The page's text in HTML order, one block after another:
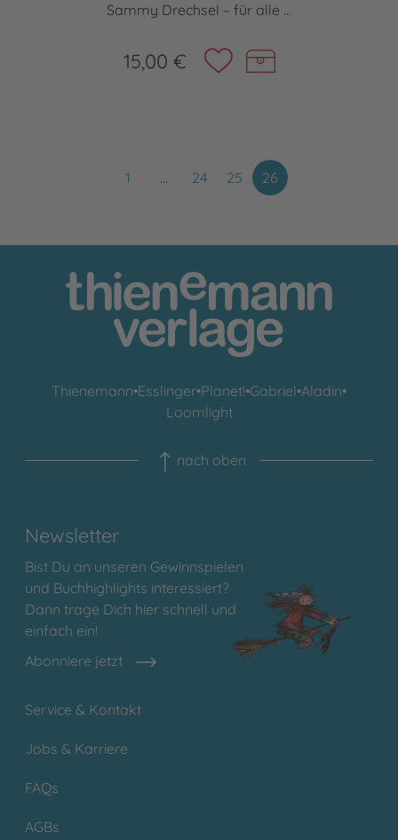
Sammy Drechsel – für alle ...
15,00 €
1 … 24 25 26
Thienemann•Esslinger•Planet!•Gabriel•Aladin•
Loomlight
nach oben
Newsletter
Bist Du an unseren Gewinnspielen
und Buchhighlights interessiert?
Dann trage Dich hier schnell und
einfach ein!
Abonniere jetzt
Service & Kontakt
Jobs & Karriere
FAQs
AGBs